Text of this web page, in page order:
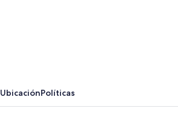
UbicaciónPolíticas